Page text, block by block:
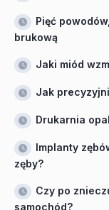
Pięć
brukową
Jaki miód
Jak
Drukarnia
Implanty
zęby?
Czy po
samochód?